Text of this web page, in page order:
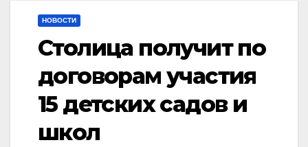
НОВОСТИ
Столица получит по
договорам участия
15 детских садов и
школ